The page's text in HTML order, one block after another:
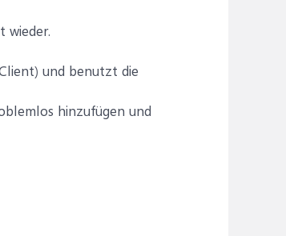
wieder.
und benutzt die
hinzufügen und